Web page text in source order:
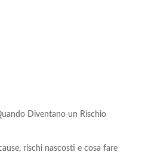
Diventano un Rischio
rischi nascosti e cosa fare